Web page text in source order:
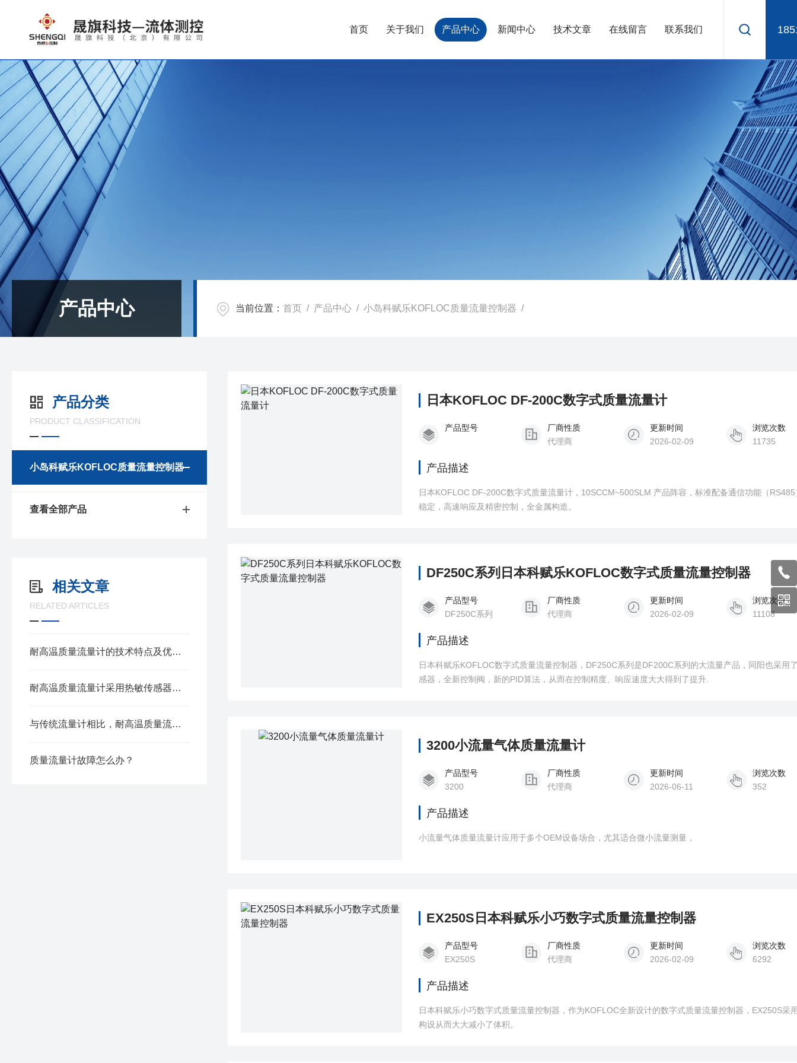
首页 关于我们 产品中心 新闻中心 技术文章 在线留言 联系我们
产品中心 当前位置： 首页 / 产品中心 / 小岛科赋乐KOFLOC质量流量控制器 /
产品分类
PRODUCT CLASSIFICATION
小岛科赋乐KOFLOC质量流量控制器
查看全部产品
相关文章
RELATED ARTICLES
耐高温质量流量计的技术特点及优势体现
耐高温质量流量计采用热敏传感器原理进行流量测量
与传统流量计相比，耐高温质量流量计有哪些优势？
质量流量计故障怎么办？
日本KOFLOC DF-200C数字式质量流量计
产品型号
厂商性质
代理商
更新时间
2026-02-09
浏览次数
11735
产品描述
日本KOFLOC DF-200C数字式质量流量计，10SCCM~500SLM 产品阵容，标准配备通信功能（
稳定，高速响应及精密控制，全金属构造。
DF250C系列日本科赋乐KOFLOC数字式质量流量控制器
产品型号
DF250C系列
厂商性质
代理商
更新时间
2026-02-09
浏览次数
11108
产品描述
日本科赋乐KOFLOC数字式质量流量控制器，DF250C系列是DF200C系列的大流量产品，同阳也采用
感器，全新控制阀，新的PID算法，从而在控制精度、响应速度大大得到了提升.
3200小流量气体质量流量计
产品型号
3200
厂商性质
代理商
更新时间
2026-06-11
浏览次数
352
产品描述
小流量气体质量流量计应用于多个OEM设备场合，尤其适合微小流量测量，
EX250S日本科赋乐小巧数字式质量流量控制器
产品型号
EX250S
厂商性质
代理商
更新时间
2026-02-09
浏览次数
6292
产品描述
日本科赋乐小巧数字式质量流量控制器，作为KOFLOC全新设计的数字式质量流量控制器，EX250S采
构设从而大大减小了体积。